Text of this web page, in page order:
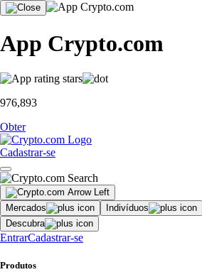
App Crypto.com
976,893
Obter
Cadastrar-se
Mercados Indivíduos
Descubra
EntrarCadastrar-se
Produtos